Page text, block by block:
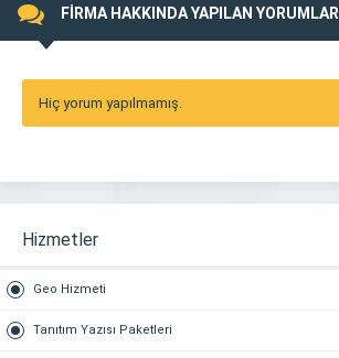
FİRMA HAKKINDA YAPILAN YORUMLAR
Hiç yorum yapılmamış.
Hizmetler
Geo Hizmeti
Tanıtım Yazısı Paketleri